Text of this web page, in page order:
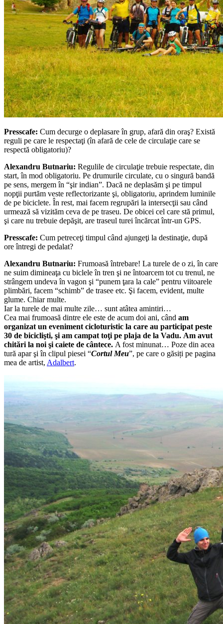
Presscafe: Cum decurge o deplasare în grup, afară din oraş? Există
reguli pe care le respectaţi (în afară de cele de circulaţie care se
respectă obligatoriu)?
Alexandru Butnariu: Regulile de circulaţie trebuie respectate, din
start, în mod obligatoriu. Pe drumurile circulate, cu o singură bandă
pe sens, mergem în “şir indian”. Dacă ne deplasăm şi pe timpul
nopţii purtăm veste reflectorizante şi, obligatoriu, aprindem luminile
de pe biciclete. În rest, mai facem regrupări la intersecţii sau când
urmează să vizităm ceva de pe traseu. De obicei cel care stă primul,
şi care nu trebuie depăşit, are traseul turei încărcat într-un GPS.
Presscafe: Cum petreceţi timpul când ajungeţi la destinaţie, după
ore întregi de pedalat?
Alexandru Butnariu: Frumoasă întrebare! La turele de o zi, în care
ne suim dimineaţa cu biclele în tren şi ne întoarcem tot cu trenul, ne
strângem undeva în vagon şi “punem ţara la cale” pentru viitoarele
plimbări, facem “schimb” de trasee etc. Şi facem, evident, multe
glume. Chiar multe.
Iar la turele de mai multe zile… sunt atâtea amintiri…
Cea mai frumoasă dintre ele este de acum doi ani, când am
organizat un eveniment cicloturistic la care au participat peste
30 de biciclişti, şi am campat toţi pe plaja de la Vadu. Am avut
chitări la noi şi caiete de cântece. A fost minunat… Poze din acea
tură apar şi în clipul piesei “Cortul Meu”, pe care o găsiți pe pagina
mea de artist, Adalbert.